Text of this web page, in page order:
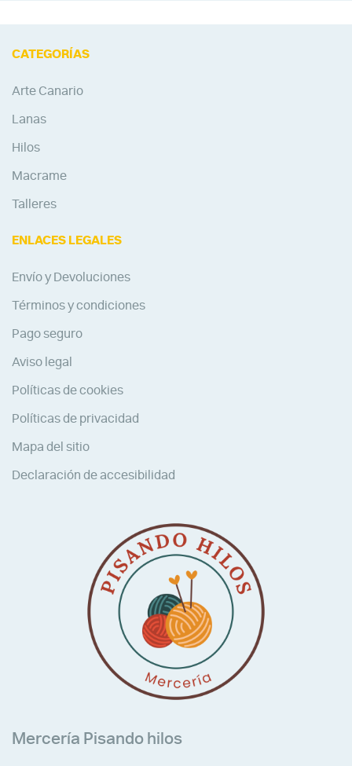
CATEGORÍAS
Arte Canario
Lanas
Hilos
Macrame
Talleres
ENLACES LEGALES
Envío y Devoluciones
Términos y condiciones
Pago seguro
Aviso legal
Políticas de cookies
Políticas de privacidad
Mapa del sitio
Declaración de accesibilidad
Mercería Pisando hilos